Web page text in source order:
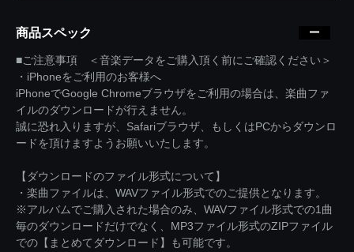
商品スペック
■ご注意事項 ＜音楽データをご購入頂く前にご確認ください＞
・iPhoneをご利用のお客様へ
iPhoneでGoogle Chromeブラウザをご利用の場合は、楽曲ファ
イルのダウンロードが行えません。
誠に恐れ入りますが、Safariブラウザ、もしくはPCからダウンロ
ードを頂けますようお願いいたします。
【ダウンロードのファイル形式について】
・楽曲ファイルは、WAVファイル形式でのご提供となります。
※アルバムでご購入された場合のみ、WAVファイル形式での1曲
毎のダウンロードだけでなく、MP3ファイル形式のZIPファイル
での【まとめてダウンロード】も可能です。